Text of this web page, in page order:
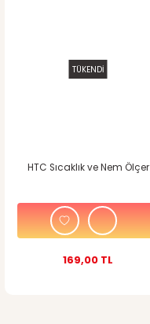
TÜKENDİ
HTC Sıcaklık ve Nem Ölçer
169,00 TL